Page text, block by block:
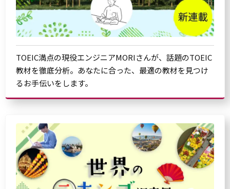
TOEIC満点の現役エンジニアMORIさんが、話題のTOEIC
教材を徹底分析。あなたに合った、最適の教材を見つけ
るお手伝いをします。